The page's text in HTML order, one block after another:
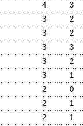
4
3
3
2
3
2
3
3
3
2
3
1
2
0
2
1
2
1